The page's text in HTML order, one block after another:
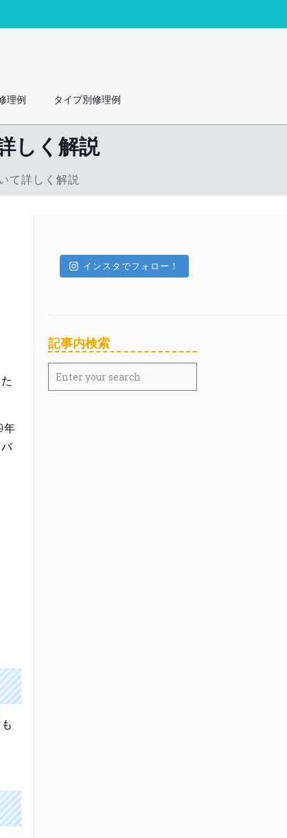
理例 タイプ別修理例
しく解説
て詳しく解説
年
インスタでフォロー！
記事内検索